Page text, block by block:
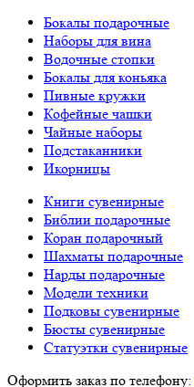
Бокалы подарочные
Наборы для вина
Водочные стопки
Бокалы для коньяка
Пивные кружки
Кофейные чашки
Чайные наборы
Подстаканники
Икорницы
Книги сувенирные
Библии подарочные
Коран подарочный
Шахматы подарочные
Нарды подарочные
Модели техники
Подковы сувенирные
Бюсты сувенирные
Статуэтки сувенирные
Оформить заказ по телефону: